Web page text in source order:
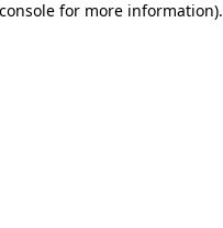
for more information).